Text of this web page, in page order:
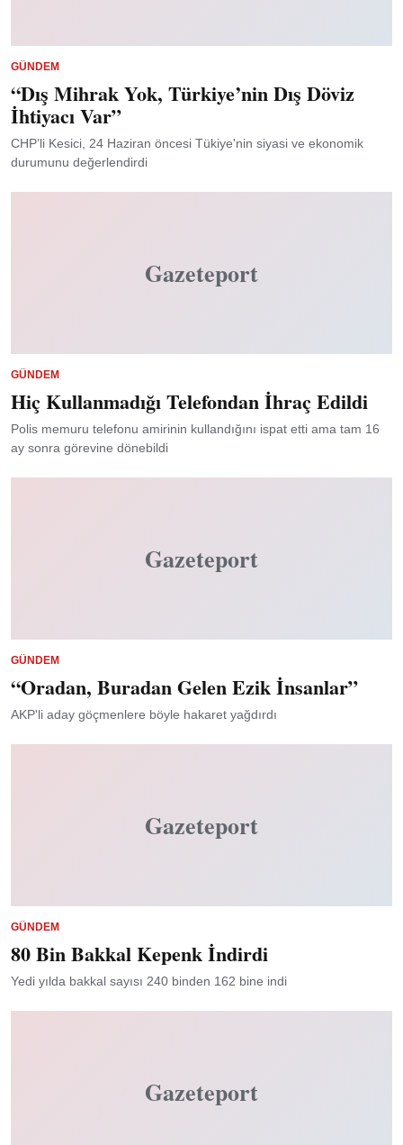
GÜNDEM
“Dış Mihrak Yok, Türkiye’nin Dış Döviz
İhtiyacı Var”
CHP’li Kesici, 24 Haziran öncesi Tükiye'nin siyasi ve ekonomik
durumunu değerlendirdi
Gazeteport
GÜNDEM
Hiç Kullanmadığı Telefondan İhraç Edildi
Polis memuru telefonu amirinin kullandığını ispat etti ama tam 16
ay sonra görevine dönebildi
Gazeteport
GÜNDEM
“Oradan, Buradan Gelen Ezik İnsanlar”
AKP'li aday göçmenlere böyle hakaret yağdırdı
Gazeteport
GÜNDEM
80 Bin Bakkal Kepenk İndirdi
Yedi yılda bakkal sayısı 240 binden 162 bine indi
Gazeteport